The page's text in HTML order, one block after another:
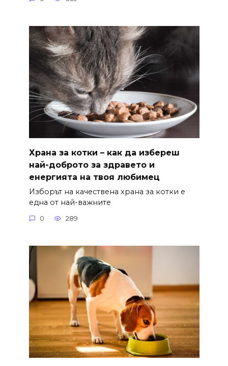
Храна за котки – как да избереш
най-доброто за здравето и
енергията на твоя любимец
Изборът на качествена храна за котки е
една от най-важните
0 289